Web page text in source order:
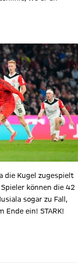
die Kugel zugespielt
können die 42
sogar zu Fall,
ein! STARK!